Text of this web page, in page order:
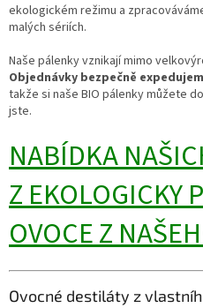
ekologickém režimu a
malých sériích.
Naše pálenky vznikají mimo
Objednávky bezpečně
takže si naše BIO pálenky můžete
jste.
NABÍDKA
Z EKOLOGICKY
OVOCE Z
Ovocné destiláty z